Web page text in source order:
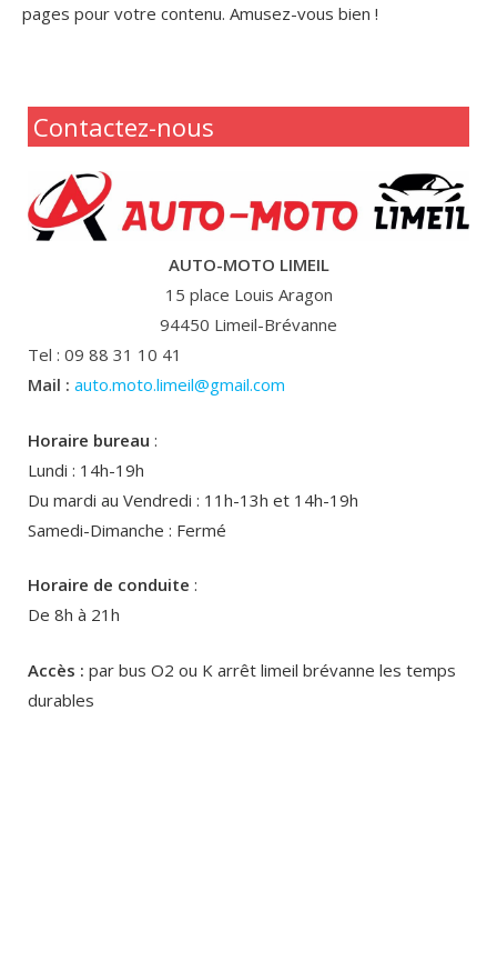
pages pour votre contenu. Amusez-vous bien !
Contactez-nous
AUTO-MOTO LIMEIL
15 place Louis Aragon
94450 Limeil-Brévanne
Tel : 09 88 31 10 41
Mail : auto.moto.limeil@gmail.com
Horaire bureau :
Lundi : 14h-19h
Du mardi au Vendredi : 11h-13h et 14h-19h
Samedi-Dimanche : Fermé
Horaire de conduite :
De 8h à 21h
Accès : par bus O2 ou K arrêt limeil brévanne les temps
durables